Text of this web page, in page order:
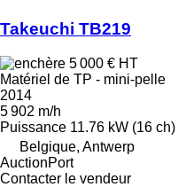
Takeuchi TB219
5 000 € HT
Matériel de TP - mini-pelle
2014
5 902 m/h
Puissance 11.76 kW (16 ch)
Belgique, Antwerp
AuctionPort
Contacter le vendeur